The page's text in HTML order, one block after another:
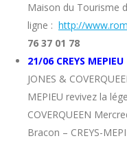
Maison du Tourisme
ligne : http://
76 37 01 78
21/06 CREYS MEPIEU
JONES &
MEPIEU revivez la
COVERQUEEN
Bracon – CREYS-